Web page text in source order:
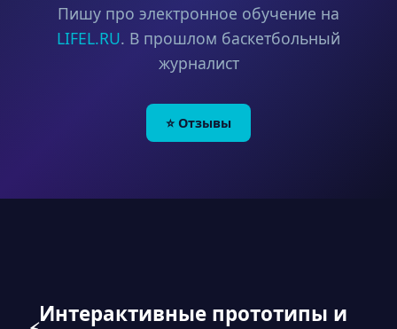
Пишу про электронное обучение на
LIFEL.RU. В прошлом баскетбольный
журналист
⭐ Отзывы
Интерактивные прототипы и